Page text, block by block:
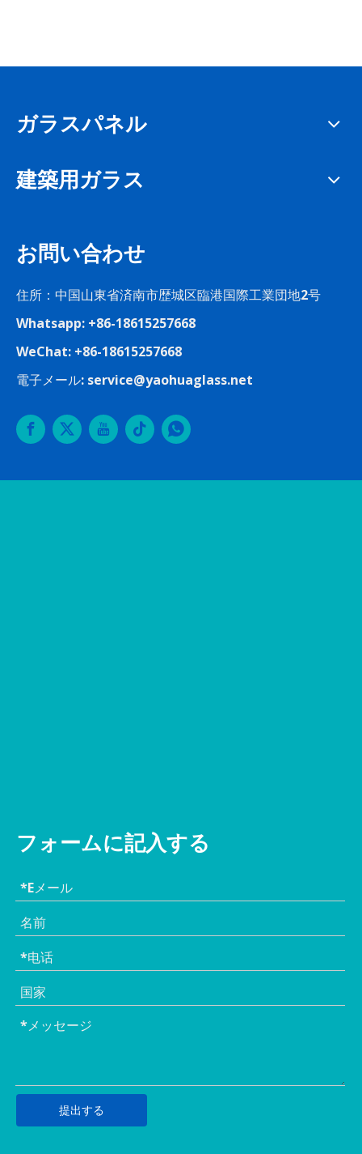
ガラスパネル
建築用ガラス
お問い合わせ
住所：中国山東省済南市歴城区臨港国際工業団地2号
Whatsapp: +86-18615257668
WeChat: +86-18615257668
電子メール: service@yaohuaglass.net
フォームに記入する
提出する